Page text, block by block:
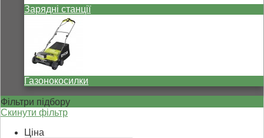
Зарядні станції
Газонокосилки
Фільтри підбору
Скинути фільтр
Ціна